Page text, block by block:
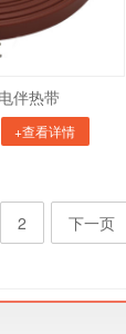
伴热带
+查看详情
2 下一页